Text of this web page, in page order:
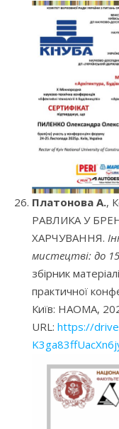
Платонова А.,
РАВЛИКА У
ХАРЧУВАННЯ.
мистецтві: до
збірник
практичної
Київ: НАОМА,
URL: https://